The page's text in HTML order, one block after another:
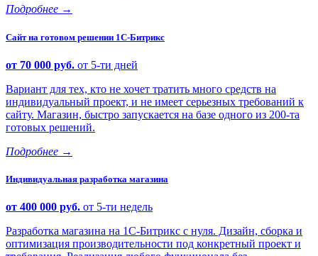
Подробнее →
Сайт на готовом решении 1С-Битрикс
от 70 000 руб. от 5-ти дней
Вариант для тех, кто не хочет тратить много средств на
индивидуальный проект, и не имеет серьезных требований к
сайту. Магазин, быстро запускается на базе одного из 200-та
готовых решений.
Подробнее →
Индивидуальная разработка магазина
от 400 000 руб. от 5-ти недель
Разработка магазина на 1С-Битрикс с нуля. Дизайн, сборка и
оптимизация производительности под конкретный проект и